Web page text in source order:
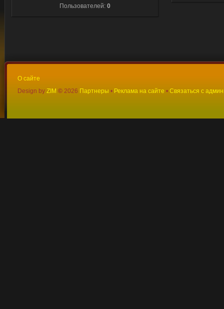
Пользователей: 0
О сайте
Design by ZIM © 2026 Партнеры • Реклама на сайте • Связаться с